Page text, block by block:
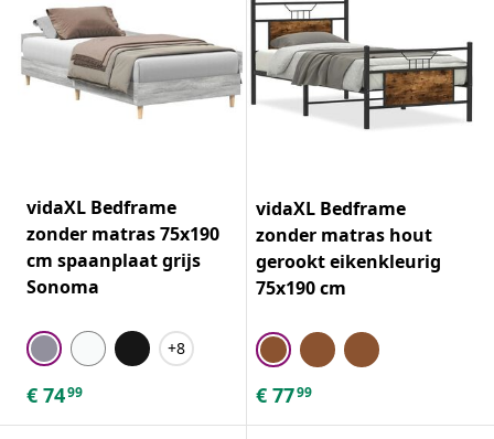
vidaXL Bedframe
zonder matras 75x190
cm spaanplaat grijs
Sonoma
+8
€ 7499
vidaXL Bedframe
zonder matras hout
gerookt eikenkleurig
75x190 cm
€ 7799